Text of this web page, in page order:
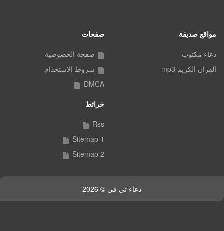
مواقع صديقة
دعاء مكتوب
القران الكريم mp3
صفحات
صفحة الخصوصية
شروط الاستخدام
DMCA
خرائط
Rss
Sitemap 1
Sitemap 2
دعاء تي في © 2026